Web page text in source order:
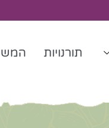
תורנויות